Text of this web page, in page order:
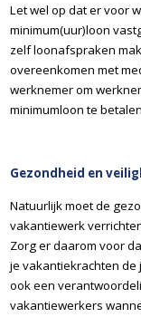
Let wel op dat er voor
minimum(uur)loon
zelf loonafspraken
overeenkomen met
werknemer om
minimumloon te betalen
Gezondheid en
Natuurlijk moet de
vakantiewerk
Zorg er daarom voor
je vakantiekrachten de
ook een
vakantiewerkers